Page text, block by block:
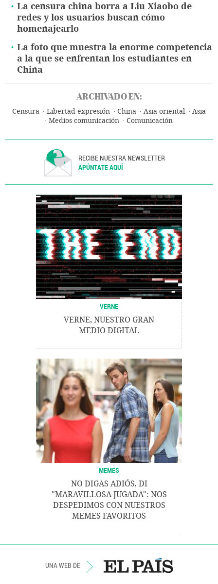
La censura china borra a Liu Xiaobo de
redes y los usuarios buscan cómo
homenajearlo
La foto que muestra la enorme competencia
a la que se enfrentan los estudiantes en
China
ARCHIVADO EN:
Censura Libertad expresión China Asia oriental
Asia
Medios comunicación
Comunicación
RECIBE NUESTRA NEWSLETTER
APÚNTATE AQUÍ
VERNE
VERNE, NUESTRO GRAN
MEDIO DIGITAL
MEMES
NO DIGAS ADIÓS, DI
"MARAVILLOSA JUGADA": NOS
DESPEDIMOS CON NUESTROS
MEMES FAVORITOS
UNA WEB DE